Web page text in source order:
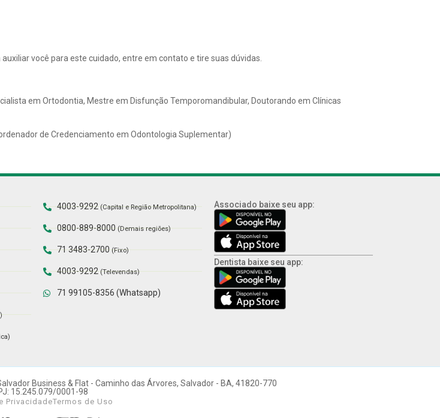
você para este cuidado, entre em contato e tire suas dúvidas.
em Ortodontia, Mestre em Disfunção Temporomandibular, Doutorando em Clínicas
de Credenciamento em Odontologia Suplementar)
4003-9292(Capital e Região Metropolitana)
0800-889-8000(Demais regiões)
71 3483-2700(Fixo)
4003-9292(Televendas)
71 99105-8356 (Whatsapp)
Associado baixe seu app:
Dentista baixe seu app:
Business & Flat - Caminho das Árvores, Salvador - BA, 41820-770
15.245.079/0001-98
PrivacidadeTermos de Uso